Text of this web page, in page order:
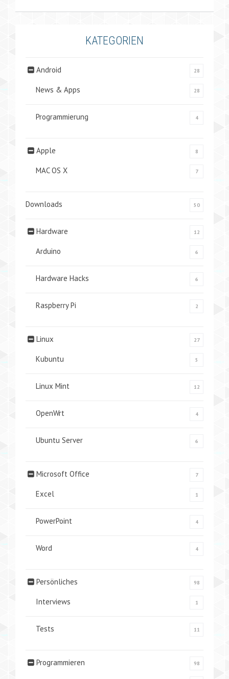
KATEGORIEN
Android 28
News & Apps 28
Programmierung 4
Apple 8
MAC OS X 7
Downloads 50
Hardware 12
Arduino 6
Hardware Hacks 6
Raspberry Pi 2
Linux 27
Kubuntu 5
Linux Mint 12
OpenWrt 4
Ubuntu Server 6
Microsoft Office 7
Excel 1
PowerPoint 4
Word 4
Persönliches 98
Interviews 1
Tests 11
Programmieren 98